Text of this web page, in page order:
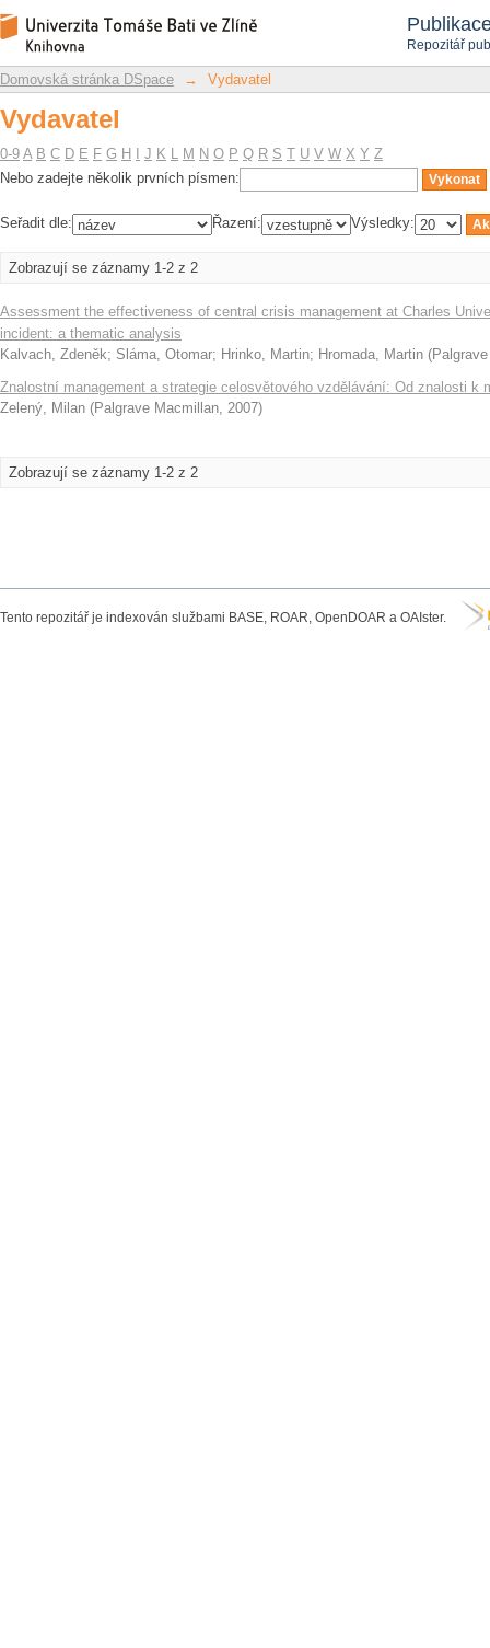
Repozitář
Vydavatel
Repozitář DSpace/Manakin
Domovská stránka DSpace → Vydavatel
Vydavatel
0-9 A B C D E F G H J K L M N O P Q R S T U V W X Y Z
Nebo zadejte několik prvních písmen:
Seřadit dle: Řazení: Výsledky:
Zobrazují se záznamy 1-2 z 2
Assessment the effectiveness of central crisis management at Charles
incident: a thematic analysis
Kalvach, Zdeněk; Sláma, Otomar; Hrinko, Martin; Hromada, Martin (
Znalostní management a strategie celosvětového vzdělávání: Od znalosti k
Zelený, Milan (Palgrave Macmillan, 2007)
Zobrazují se záznamy 1-2 z 2
Tento repozitář je indexován službami BASE, ROAR, OpenDOAR a OAIster.